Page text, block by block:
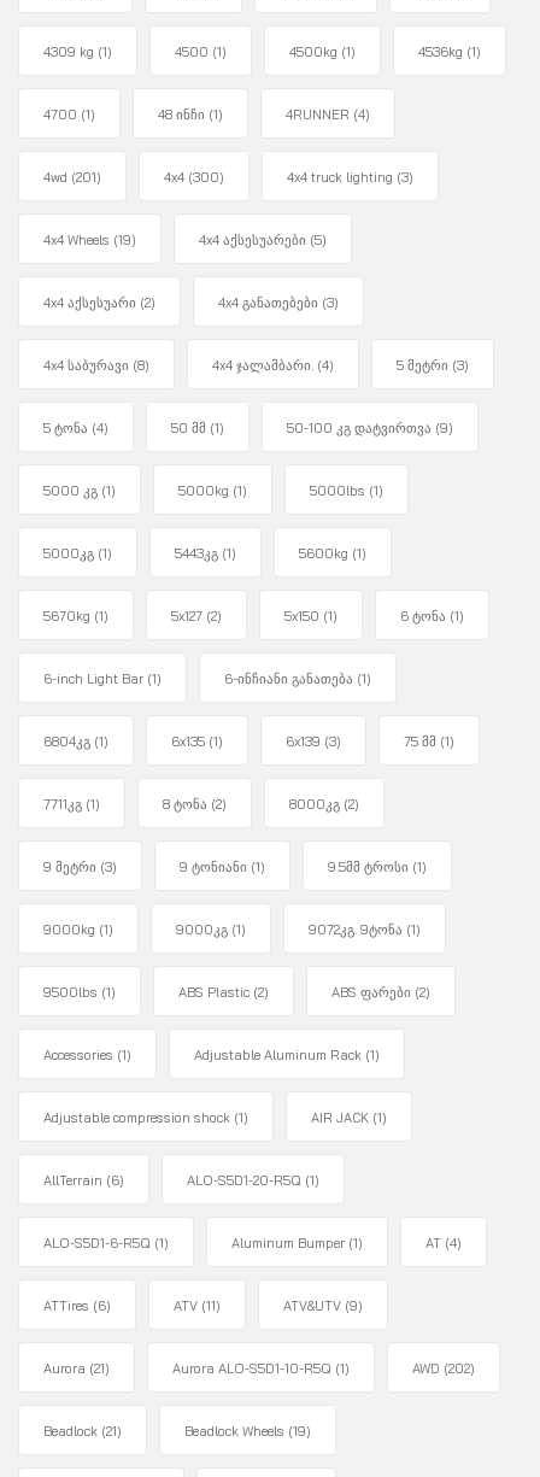
4309 kg (1) 4500 (1) 4500kg (1) 4536kg (1)
4700 (1) 48 ინჩი (1) 4RUNNER (4)
4wd (201) 4x4 (300) 4x4 truck lighting (3)
4x4 Wheels (19) 4x4 აქსესუარები (5)
4x4 აქსესუარი (2) 4x4 განათებები (3)
4x4 საბურავი (8) 4x4 ჯალამბარი. (4) 5 მეტრი (3)
5 ტონა (4) 50 მმ (1) 50-100 კგ დატვირთვა (9)
5000 კგ (1) 5000kg (1) 5000lbs (1)
5000კგ (1) 5443კგ (1) 5600kg (1)
5670kg (1) 5x127 (2) 5x150 (1) 6 ტონა (1)
6-inch Light Bar (1) 6-ინჩიანი განათება (1)
6804კგ (1) 6x135 (1) 6x139 (3) 75 მმ (1)
7711კგ (1) 8 ტონა (2) 8000კგ (2)
9 მეტრი (3) 9 ტონიანი (1) 9.5მმ ტროსი (1)
9000kg (1) 9000კგ (1) 9072კგ. 9ტონა (1)
9500lbs (1) ABS Plastic (2) ABS ფარები (2)
Accessories (1) Adjustable Aluminum Rack (1)
Adjustable compression shock (1) AIR JACK (1)
AllTerrain (6) ALO-S5D1-20-R5Q (1)
ALO-S5D1-6-R5Q (1) Aluminum Bumper (1) AT (4)
ATTires (6) ATV (11) ATV&UTV (9)
Aurora (21) Aurora ALO-S5D1-10-R5Q (1) AWD (202)
Beadlock (21) Beadlock Wheels (19)